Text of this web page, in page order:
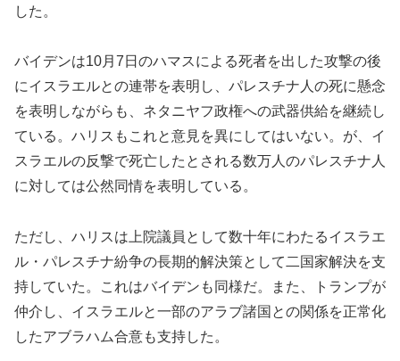
した。
バイデンは10月7日のハマスによる死者を出した攻撃の後
にイスラエルとの連帯を表明し、パレスチナ人の死に懸念
を表明しながらも、ネタニヤフ政権への武器供給を継続し
ている。ハリスもこれと意見を異にしてはいない。が、イ
スラエルの反撃で死亡したとされる数万人のパレスチナ人
に対しては公然同情を表明している。
ただし、ハリスは上院議員として数十年にわたるイスラエ
ル・パレスチナ紛争の長期的解決策として二国家解決を支
持していた。これはバイデンも同様だ。また、トランプが
仲介し、イスラエルと一部のアラブ諸国との関係を正常化
したアブラハム合意も支持した。